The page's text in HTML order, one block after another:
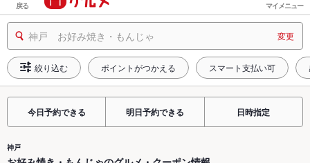
戻る マイメニュー
神戸 お好み焼き・もんじゃ 変更
絞り込む ポイントがつかえる スマート支払い可
今日予約できる 明日予約できる 日時指定
神戸